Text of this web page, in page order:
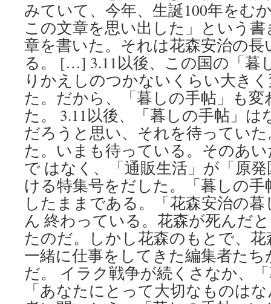
判
via
livedoor
NEWS
みていて、今年、生誕100年をむ
この文章を思い出した」という
章を書いた。それは花森安治の
る。 […] 3.11以後、この国の「暮
りかえしのつかないくらい大き
た。だから、「暮しの手帖」も
た。 3.11以後、「暮しの手帖」
だろうと思い、それを待ってい
た。いまも待っている。そのあ
で はなく、「通販生活」が「原
ける特集号をだした。「暮しの
したままである。「花森安治の
ん 終わっている。花森が死んだ
たのだ。しかし花森のもとで、
一緒に仕事をしてきた編集者た
だ。 イラク戦争が続くさなか、
「あなたにとって大切なものは